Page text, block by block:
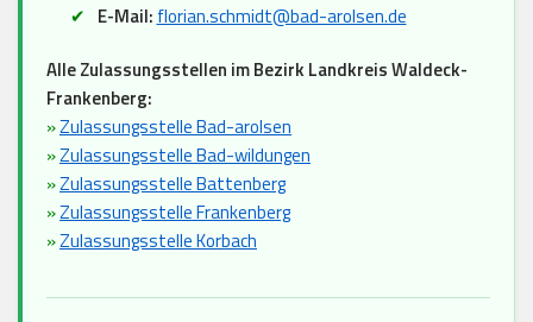
E-Mail: florian.schmidt@bad-arolsen.de
Alle Zulassungsstellen im Bezirk Landkreis Waldeck-
Frankenberg:
»Zulassungsstelle Bad-arolsen
»Zulassungsstelle Bad-wildungen
»Zulassungsstelle Battenberg
»Zulassungsstelle Frankenberg
»Zulassungsstelle Korbach